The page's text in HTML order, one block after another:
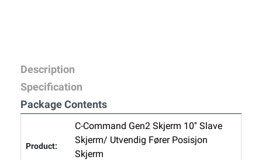
Description
Specification
Package Contents
C-Command Gen2 Skjerm 10'' Slave
Skjerm/ Utvendig Fører Posisjon
Skjerm